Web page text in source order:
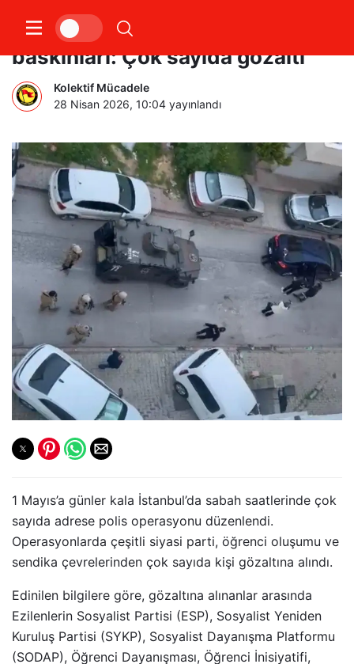
İstanbul’da 1 Mayıs öncesi ev
baskınları: Çok sayıda gözaltı
Kolektif Mücadele
28 Nisan 2026, 10:04 yayınlandı
1 Mayıs’a günler kala İstanbul’da sabah saatlerinde çok
sayıda adrese polis operasyonu düzenlendi.
Operasyonlarda çeşitli siyasi parti, öğrenci oluşumu ve
sendika çevrelerinden çok sayıda kişi gözaltına alındı.
Edinilen bilgilere göre, gözaltına alınanlar arasında
Ezilenlerin Sosyalist Partisi (ESP), Sosyalist Yeniden
Kuruluş Partisi (SYKP), Sosyalist Dayanışma Platformu
(SODAP), Öğrenci Dayanışması, Öğrenci İnisiyatifi,